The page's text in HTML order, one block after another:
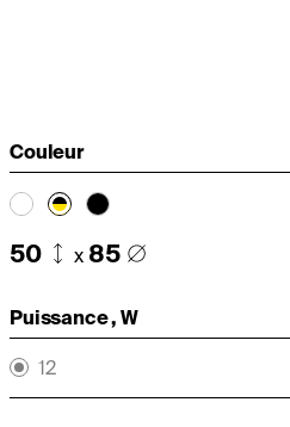
Couleur
50 x 85
Puissance , W
12